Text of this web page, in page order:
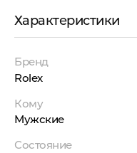
Характеристики
Бренд
Rolex
Кому
Мужские
Состояние